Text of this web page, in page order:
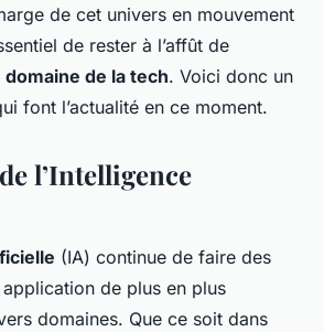
de cet univers en mouvement
de rester à l’affût de
domaine de la tech. Voici donc un
font l’actualité en ce moment.
l’Intelligence
(IA) continue de faire des
de plus en plus
domaines. Que ce soit dans